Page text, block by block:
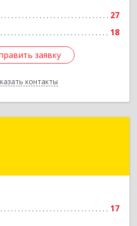
27
18
заявку
контакты
заявку
Назад
17
обл, Псков г, Белинского ул,